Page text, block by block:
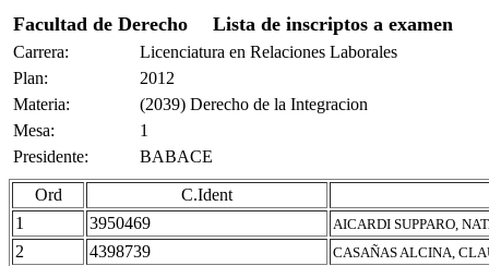
Facultad de Derecho Lista de inscriptos a examen
Carrera:
Licenciatura en Relaciones Laborales
Plan:
2012
Materia:
(2039) Derecho de la Integracion
Mesa:
1
Presidente:
BABACE
Ord
C.Ident
1
3950469 AICARDI SUPPARO,
2 4398739 CASAÑAS ALCINA,